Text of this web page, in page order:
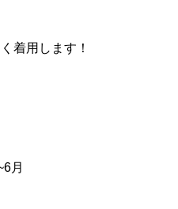
着用します！
月